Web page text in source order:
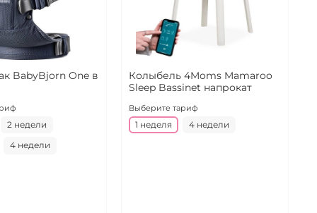
BabyBjorn One в
2 недели
4 недели
Колыбель 4Moms Mamaroo
Sleep Bassinet напрокат
Выберите тариф
1 неделя 4 недели